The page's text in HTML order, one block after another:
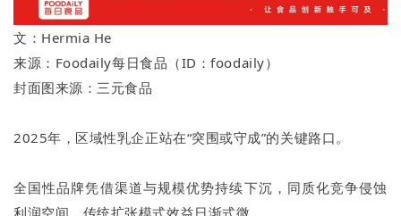
文：Hermia He
来源：Foodaily每日食品（ID：foodaily）
封面图来源：三元食品
2025年，区域性乳企正站在“突围或守成”的关键路口。
全国性品牌凭借渠道与规模优势持续下沉，同质化竞争侵蚀
利润空间，传统扩张模式效益日渐式微。